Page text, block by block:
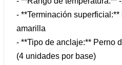
- **Terminación
amarilla
- **Tipo de anclaje:** Perno
(4 unidades por base)